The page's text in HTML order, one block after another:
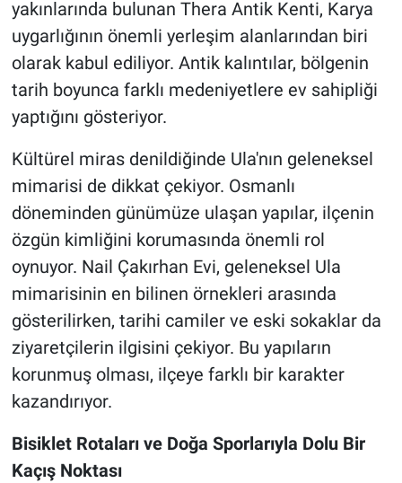
yakınlarında bulunan Thera Antik Kenti, Karya
uygarlığının önemli yerleşim alanlarından biri
olarak kabul ediliyor. Antik kalıntılar, bölgenin
tarih boyunca farklı medeniyetlere ev sahipliği
yaptığını gösteriyor.
Kültürel miras denildiğinde Ula'nın geleneksel
mimarisi de dikkat çekiyor. Osmanlı
döneminden günümüze ulaşan yapılar, ilçenin
özgün kimliğini korumasında önemli rol
oynuyor. Nail Çakırhan Evi, geleneksel Ula
mimarisinin en bilinen örnekleri arasında
gösterilirken, tarihi camiler ve eski sokaklar da
ziyaretçilerin ilgisini çekiyor. Bu yapıların
korunmuş olması, ilçeye farklı bir karakter
kazandırıyor.
Bisiklet Rotaları ve Doğa Sporlarıyla Dolu Bir
Kaçış Noktası